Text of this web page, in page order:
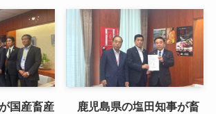
国産畜産
鹿児島県の塩田知事が畜